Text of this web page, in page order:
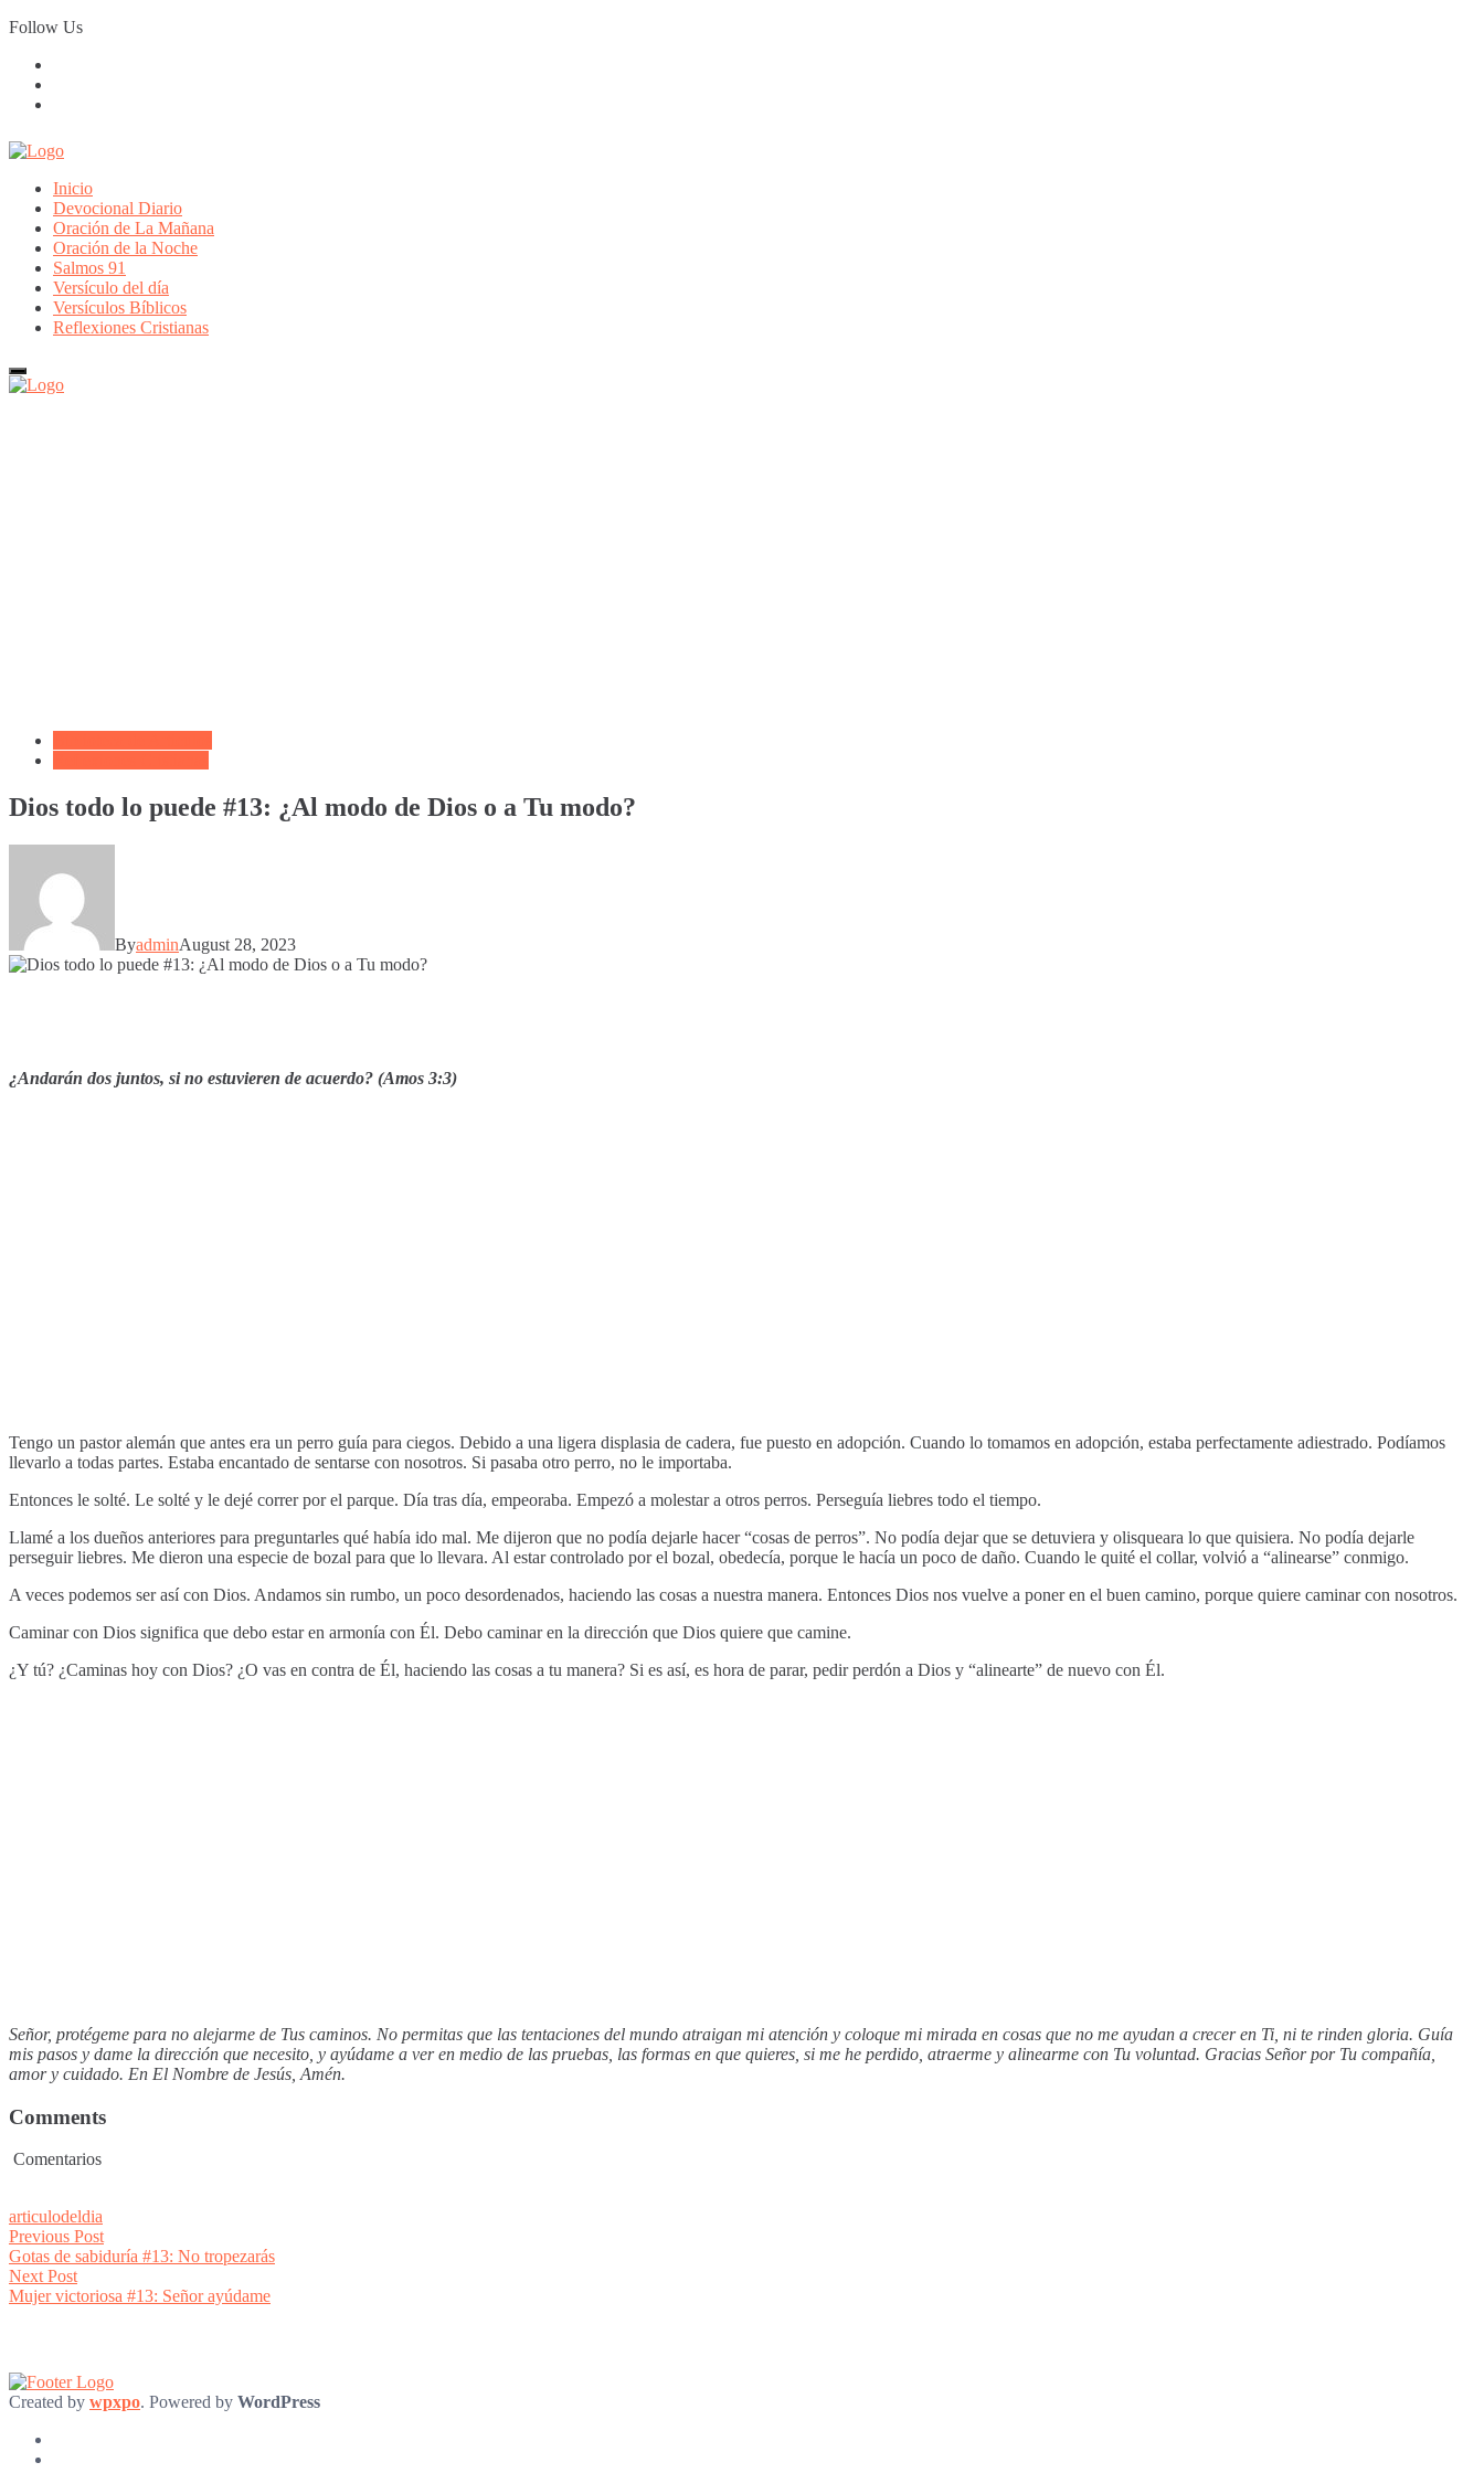
Skip
to
Follow Us
Inicio
Devocional Diario
Oración de La Mañana
Oración de la Noche
Salmos 91
Versículo del día
Versículos Bíblicos
Reflexiones Cristianas
Dios todo lo puede #13: ¿Al modo de Dios o a Tu modo?
ByadminAugust 28, 2023
¿Andarán dos juntos, si no estuvieren de acuerdo? (Amos 3:3)
Tengo un pastor alemán que antes era un perro guía para ciegos. Debido a una ligera displasia de cadera, fue puesto en adopción. Cuando lo tomamos en adopción, estaba perfectamente adiestrado. Podíamos
llevarlo a todas partes. Estaba encantado de sentarse con nosotros. Si pasaba otro perro, no le importaba.
Entonces le solté. Le solté y le dejé correr por el parque. Día tras día, empeoraba. Empezó a molestar a otros perros. Perseguía liebres todo el tiempo.
Llamé a los dueños anteriores para preguntarles qué había ido mal. Me dijeron que no podía dejarle hacer “cosas de perros”. No podía dejar que se detuviera y olisqueara lo que quisiera. No podía dejarle
perseguir liebres. Me dieron una especie de bozal para que lo llevara. Al estar controlado por el bozal, obedecía, porque le hacía un poco de daño. Cuando le quité el collar, volvió a “alinearse” conmigo.
A veces podemos ser así con Dios. Andamos sin rumbo, un poco desordenados, haciendo las cosas a nuestra manera. Entonces Dios nos vuelve a poner en el buen camino, porque quiere caminar con nosotros.
Caminar con Dios significa que debo estar en armonía con Él. Debo caminar en la dirección que Dios quiere que camine.
¿Y tú? ¿Caminas hoy con Dios? ¿O vas en contra de Él, haciendo las cosas a tu manera? Si es así, es hora de parar, pedir perdón a Dios y “alinearte” de nuevo con Él.
Señor, protégeme para no alejarme de Tus caminos. No permitas que las tentaciones del mundo atraigan mi atención y coloque mi mirada en cosas que no me ayudan a crecer en Ti, ni te rinden gloria. Guía
mis pasos y dame la dirección que necesito, y ayúdame a ver en medio de las pruebas, las formas en que quieres, si me he perdido, atraerme y alinearme con Tu voluntad. Gracias Señor por Tu compañía,
amor y cuidado. En El Nombre de Jesús, Amén.
Comments
Comentarios
articulodeldia
Post
navigation
Previous PostPrevious
post:
Gotas de sabiduría #13: No tropezarás
Next PostNext
post:
Mujer victoriosa #13: Señor ayúdame
Created by wpxpo. Powered by WordPress